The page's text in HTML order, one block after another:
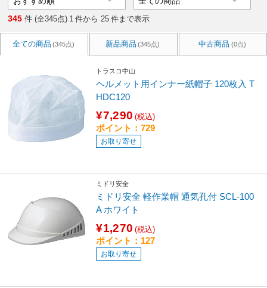
345 件 (全345点) 1 件から 25 件まで表示
全ての商品 (345点) 新品商品 (345点) 中古商品 (0点)
トラスコ中山
ヘルメット用インナー紙帽子 120枚入 T
HDC120
¥7,290 (税込)
ポイント：729
お取り寄せ
ミドリ安全
ミドリ安全 軽作業帽 通気孔付 SCL-100
A ホワイト
¥1,270 (税込)
ポイント：127
お取り寄せ